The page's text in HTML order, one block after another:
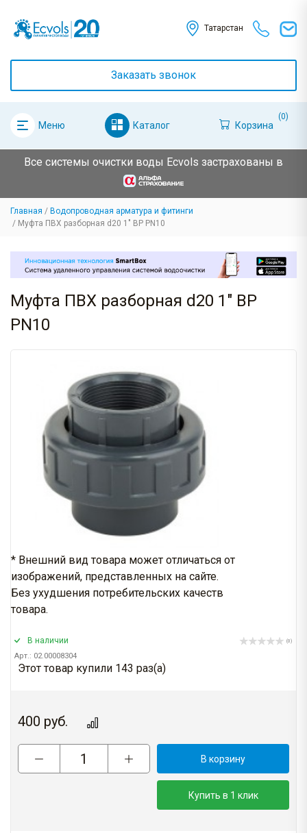
Татарстан
Заказать звонок
Меню Каталог Корзина
(0)
Все системы очистки воды Ecvols застрахованы в
Главная
Водопроводная арматура и фитинги
Муфта ПВХ разборная d20 1" ВР PN10
Муфта ПВХ разборная d20 1" ВР
PN10
* Внешний вид товара может отличаться от
изображений, представленных на сайте.
Без ухудшения потребительских качеств
товара.
В наличии
Арт.: 02.00008304
(0)
Этот товар купили 143 раз(a)
400 руб.
В корзину
Купить в 1 клик